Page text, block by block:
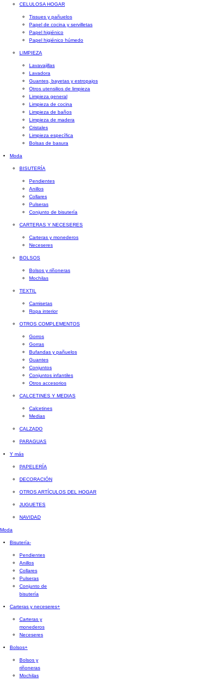
CELULOSA HOGAR
Tissues y pañuelos
Papel de cocina y servilletas
Papel higiénico
Papel higiénico húmedo
LIMPIEZA
Lavavajillas
Lavadora
Guantes, bayetas y estropajos
Otros utensilios de limpieza
Limpieza general
Limpieza de cocina
Limpieza de baños
Limpieza de madera
Cristales
Limpieza específica
Bolsas de basura
Moda
BISUTERÍA
Pendientes
Anillos
Collares
Pulseras
Conjunto de bisutería
CARTERAS Y NECESERES
Carteras y monederos
Neceseres
BOLSOS
Bolsos y riñoneras
Mochilas
TEXTIL
Camisetas
Ropa interior
OTROS COMPLEMENTOS
Gorros
Gorras
Bufandas y pañuelos
Guantes
Conjuntos
Conjuntos infantiles
Otros accesorios
CALCETINES Y MEDIAS
Calcetines
Medias
CALZADO
PARAGUAS
Y más
PAPELERÍA
DECORACIÓN
OTROS ARTÍCULOS DEL HOGAR
JUGUETES
NAVIDAD
Moda
Bisutería-
Pendientes
Anillos
Collares
Pulseras
Conjunto de
bisutería
Carteras y neceseres+
Carteras y
monederos
Neceseres
Bolsos+
Bolsos y
riñoneras
Mochilas